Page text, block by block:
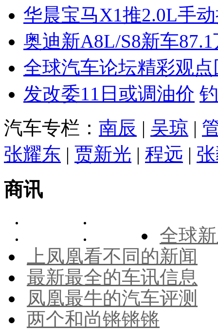
华晨宝马X1推2.0L手
奥迪新A8L/S8新车
全球汽车论坛精彩观点
发改委11日或调油价
汽车专栏： 南辰 | 吴琼 |
张耀东 | 贾新光 | 程远 |
商讯
全球
上凤凰看不同的新闻
最新最全的车讯信息
凤凰最牛的汽车评测
两个和尚锵锵锵